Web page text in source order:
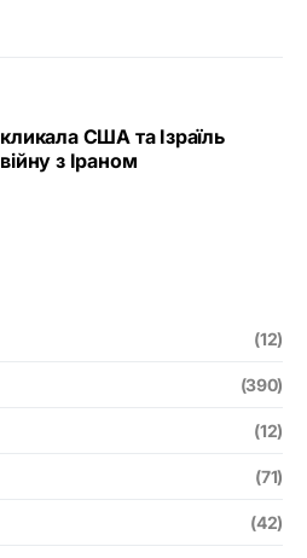
США та Ізраїль
з Іраном
(12)
(390)
(12)
(71)
(42)